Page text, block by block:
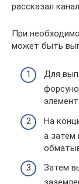
рассказал
При
может быть
Для
На
а затем
Затем